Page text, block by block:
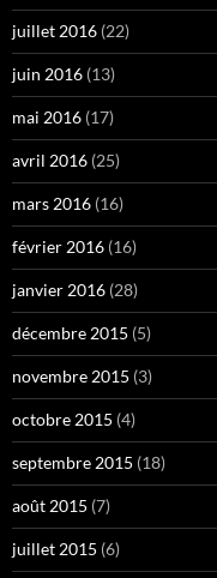
juillet 2016 (22)
juin 2016 (13)
mai 2016 (17)
avril 2016 (25)
mars 2016 (16)
février 2016 (16)
janvier 2016 (28)
décembre 2015 (5)
novembre 2015 (3)
octobre 2015 (4)
septembre 2015 (18)
août 2015 (7)
juillet 2015 (6)